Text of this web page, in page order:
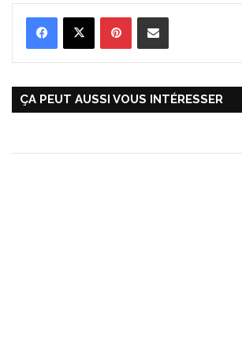
ÇA PEUT AUSSI VOUS INTÉRESSER